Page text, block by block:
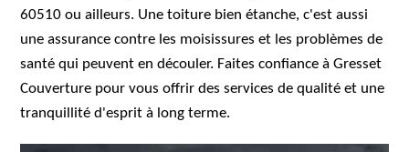
60510 ou ailleurs. Une toiture bien étanche, c'est aussi
une assurance contre les moisissures et les problèmes de
santé qui peuvent en découler. Faites confiance à Gresset
Couverture pour vous offrir des services de qualité et une
tranquillité d'esprit à long terme.